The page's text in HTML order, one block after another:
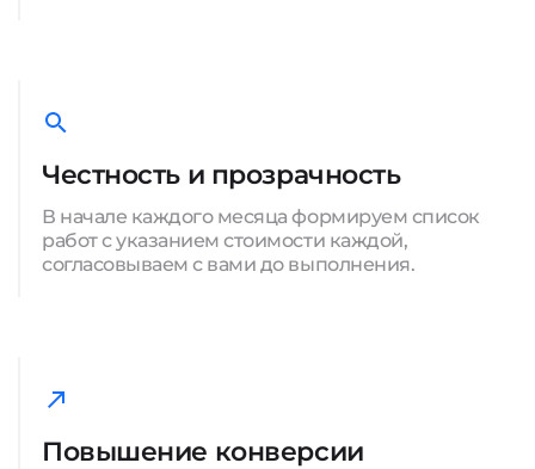
Честность и прозрачность
В начале каждого месяца формируем список
работ с указанием стоимости каждой,
согласовываем с вами до выполнения.
Повышение конверсии